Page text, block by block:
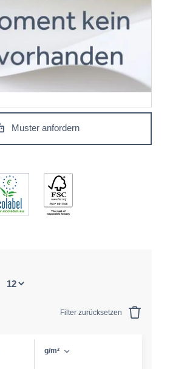
Muster anfordern
Filter zurücksetzen
g/m²